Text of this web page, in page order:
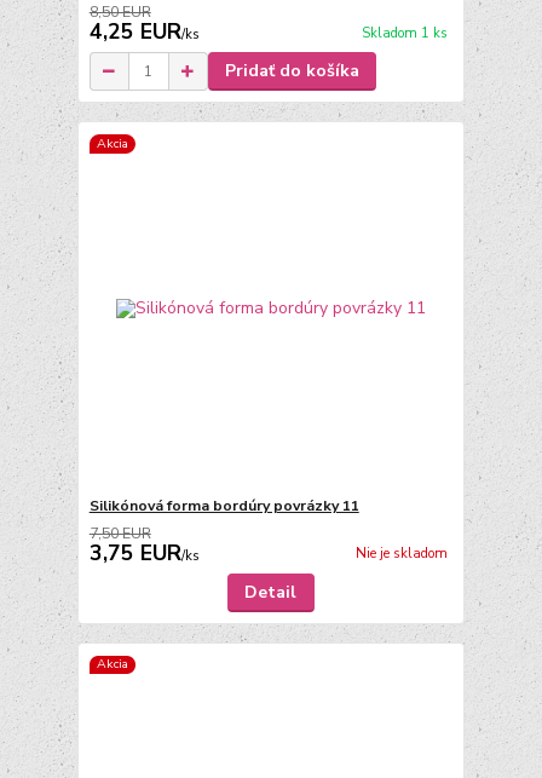
8,50 EUR
4,25 EUR/ks Skladom 1 ks
Pridať do košíka
Akcia
Silikónová forma bordúry povrázky 11
7,50 EUR
3,75 EUR/ks Nie je skladom
Detail
Akcia